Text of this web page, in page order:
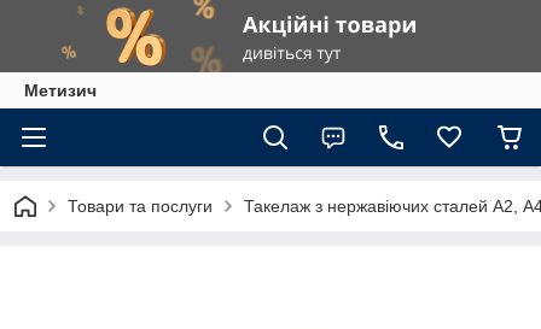
Метизич
Товари та послуги Такелаж з нержавіючих сталей А2,